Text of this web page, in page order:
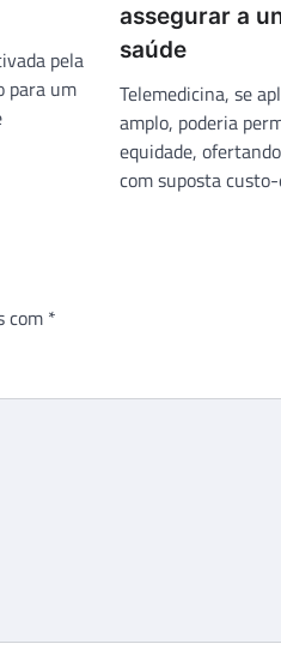
pela
para um
assegurar a
saúde
Telemedicina, se
amplo, poderia
equidade,
com suposta
com *